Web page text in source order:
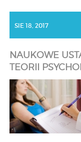
SIE 18, 2017
NAUKOWE
TEORII